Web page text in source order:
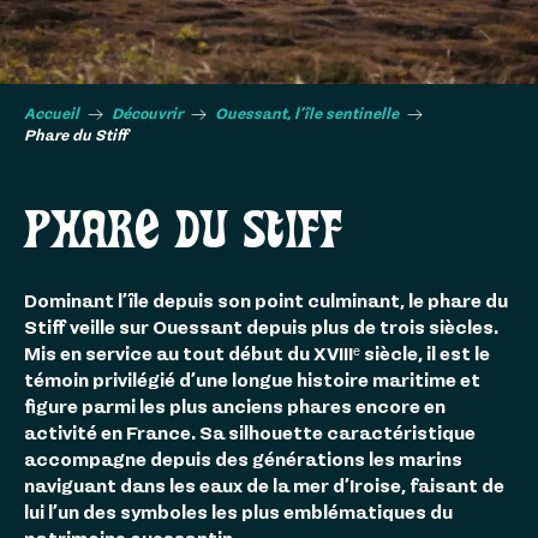
Accueil Découvrir
Ouessant, l’île sentinelle
Phare du Stiff
PHARE DU STIFF
Dominant l’île depuis son point culminant, le phare du
Stiff veille sur Ouessant depuis plus de trois siècles.
Mis en service au tout début du XVIIIᵉ siècle, il est le
témoin privilégié d’une longue histoire maritime et
figure parmi les plus anciens phares encore en
activité en France. Sa silhouette caractéristique
accompagne depuis des générations les marins
naviguant dans les eaux de la mer d’Iroise, faisant de
lui l’un des symboles les plus emblématiques du